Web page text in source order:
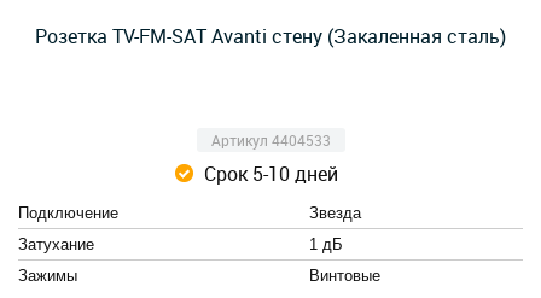
Розетка TV-FM-SAT Avanti стену (Закаленная сталь)
Артикул 4404533
Срок 5-10 дней
Подключение
Звезда
Затухание
1 дБ
Зажимы
Винтовые